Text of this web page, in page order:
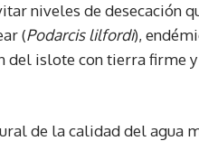
niveles de desecación
(Podarcis lilfordi),
del islote con tierra firme
de la calidad del agua